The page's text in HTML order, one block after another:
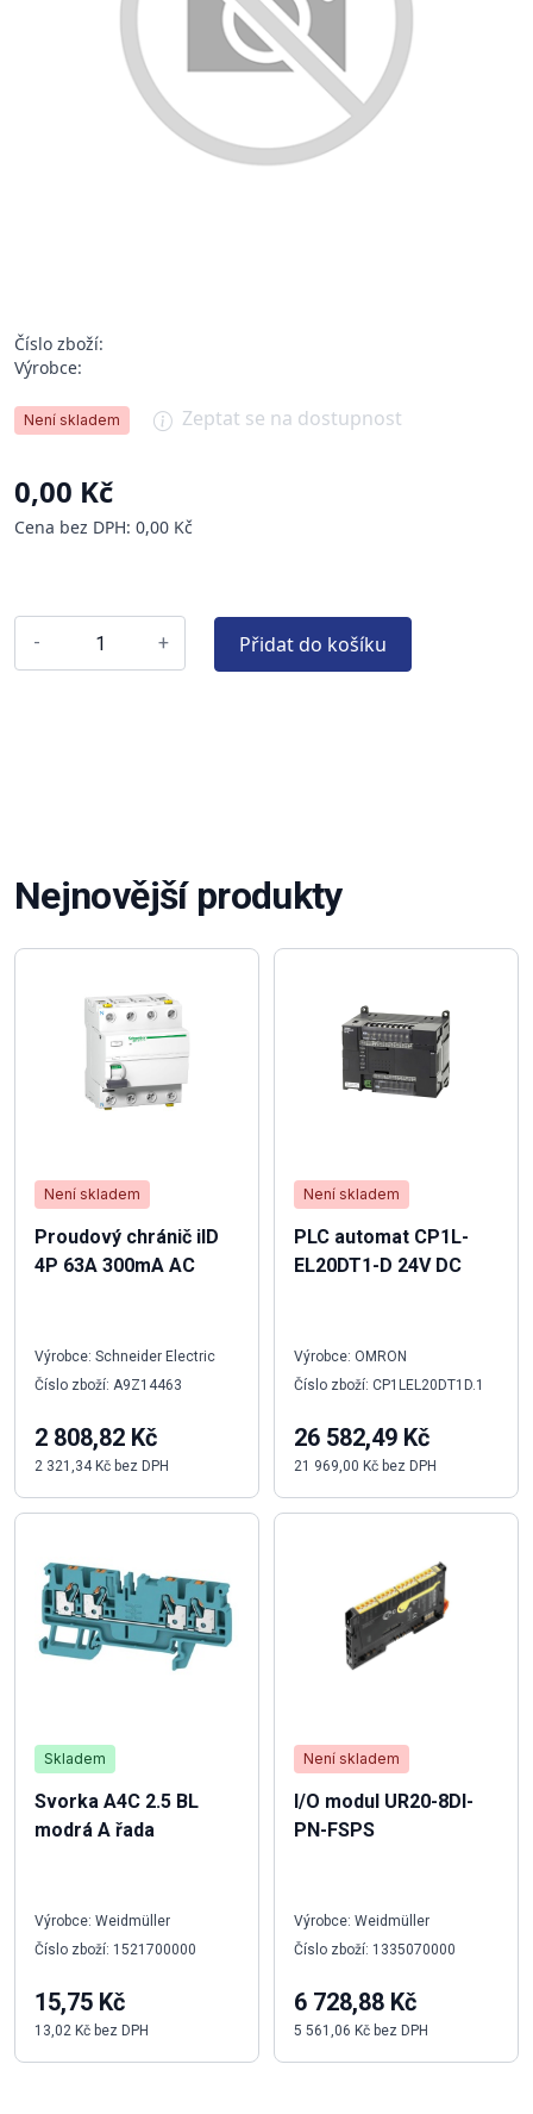
Číslo zboží:
Výrobce:
Není skladem Zeptat se na dostupnost
0,00 Kč
Cena bez DPH: 0,00 Kč
- + Přidat do košíku
Nejnovější produkty
Není skladem
Proudový chránič iID
4P 63A 300mA AC
Výrobce: Schneider Electric
Číslo zboží: A9Z14463
2 808,82 Kč
2 321,34 Kč bez DPH
Skladem
Svorka A4C 2.5 BL
modrá A řada
Výrobce: Weidmüller
Číslo zboží: 1521700000
15,75 Kč
13,02 Kč bez DPH
Není skladem
PLC automat CP1L-
EL20DT1-D 24V DC
Výrobce: OMRON
Číslo zboží: CP1LEL20DT1D.1
26 582,49 Kč
21 969,00 Kč bez DPH
Není skladem
I/O modul UR20-8DI-
PN-FSPS
Výrobce: Weidmüller
Číslo zboží: 1335070000
6 728,88 Kč
5 561,06 Kč bez DPH